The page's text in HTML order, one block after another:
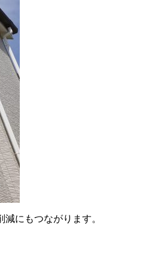
にもつながります。